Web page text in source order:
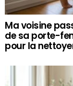
Ma voisine
de sa porte-
pour la